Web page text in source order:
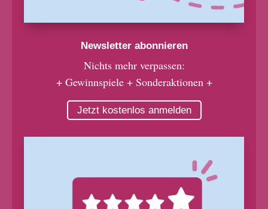
Newsletter abonnieren
Nichts mehr verpassen:
+ Gewinnspiele + Sonderaktionen +
Jetzt kostenlos anmelden